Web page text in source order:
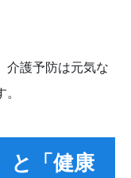
介護予防は元気な
と「健康